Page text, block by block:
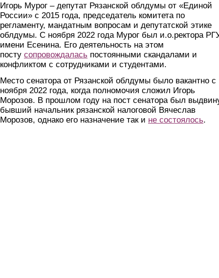
Игорь Мурог – депутат Рязанской облдумы от «Единой
России» с 2015 года, председатель комитета по
регламенту, мандатным вопросам и депутатской этике
облдумы. С ноября 2022 года Мурог был и.о.ректора
имени Есенина. Его деятельность на этом
посту сопровождалась постоянными скандалами и
конфликтом с сотрудниками и студентами.
Место сенатора от Рязанской облдумы было вакантно с
ноября 2022 года, когда полномочия сложил Игорь
Морозов. В прошлом году на пост сенатора был
бывший начальник рязанской налоговой Вячеслав
Морозов, однако его назначение так и не состоялось.